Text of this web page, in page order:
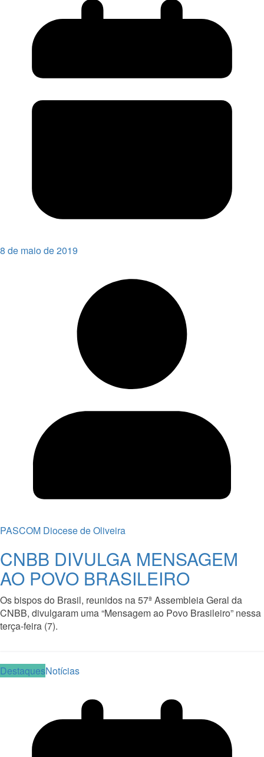
8 de maio de 2019
PASCOM Diocese de Oliveira
CNBB DIVULGA MENSAGEM
AO POVO BRASILEIRO
Os bispos do Brasil, reunidos na 57ª Assembleia Geral da
CNBB, divulgaram uma “Mensagem ao Povo Brasileiro” nessa
terça-feira (7).
DestaquesNotícias